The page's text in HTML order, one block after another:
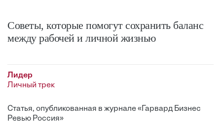
Советы, которые помогут сохранить баланс
между рабочей и личной жизнью
Лидер
Личный трек
Статья, опубликованная в журнале «Гарвард Бизнес
Ревью Россия»